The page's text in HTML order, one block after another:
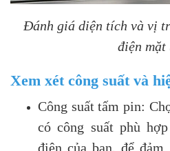
Đánh giá diện tích và vị
điện
Xem xét công suất và
Công suất tấm pin:
có công suất phù
điện của bạn, để